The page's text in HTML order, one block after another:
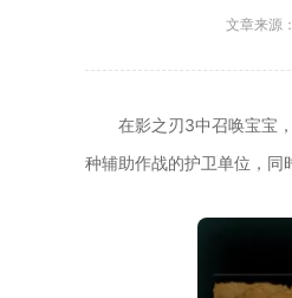
文章来源：
在影之刃3中召唤宝宝
种辅助作战的护卫单位，同